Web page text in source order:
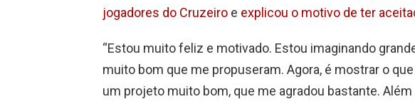
jogadores do Cruzeiro e explicou o motivo de ter
“Estou muito feliz e motivado. Estou imaginando
muito bom que me propuseram. Agora, é mostrar o
um projeto muito bom, que me agradou bastante.